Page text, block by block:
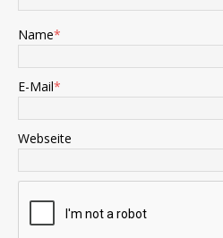
Name*
E-Mail*
Webseite